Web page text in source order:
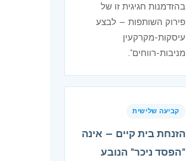
בהזדמנות חגיגית זו של
פירוק השותפות — לבצע
עיסקות-מקרקעין
מניבות-רווחים".
קביעה שלישית
הזנחת בית קיים — אינה
"הפסד ניכר" הנובע